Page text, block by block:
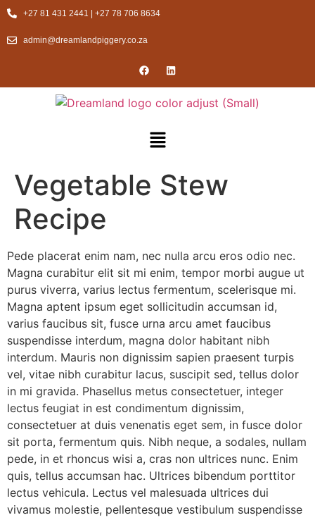
+27 81 431 2441 | +27 78 706 8634
admin@dreamlandpiggery.co.za
Vegetable Stew
Recipe
Pede placerat enim nam, nec nulla arcu eros odio nec.
Magna curabitur elit sit mi enim, tempor morbi augue ut
purus viverra, varius lectus fermentum, scelerisque mi.
Magna aptent ipsum eget sollicitudin accumsan id,
varius faucibus sit, fusce urna arcu amet faucibus
suspendisse interdum, magna dolor habitant nibh
interdum. Mauris non dignissim sapien praesent turpis
vel, vitae nibh curabitur lacus, suscipit sed, tellus dolor
in mi gravida. Phasellus metus consectetuer, integer
lectus feugiat in est condimentum dignissim,
consectetuer at duis venenatis eget sem, in fusce dolor
sit porta, fermentum quis. Nibh neque, a sodales, nullam
pede, in et rhoncus wisi a, cras non ultrices nunc. Enim
quis, tellus accumsan hac. Ultrices bibendum porttitor
lectus vehicula. Lectus vel malesuada ultrices dui
vivamus molestie, pellentesque vestibulum suspendisse